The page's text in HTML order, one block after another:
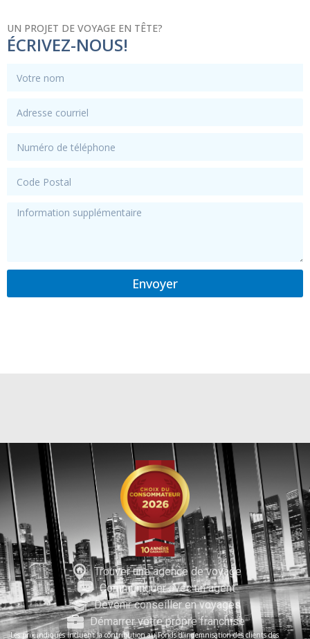
UN PROJET DE VOYAGE EN TÊTE?
ÉCRIVEZ-NOUS!
Envoyer
Trouver une agence de voyage
Communiquer avec un agent
Devenir conseiller en voyages
Démarrer votre propre franchise
Les prix indiqués incluent la contribution au Fonds d’indemnisation des clients des